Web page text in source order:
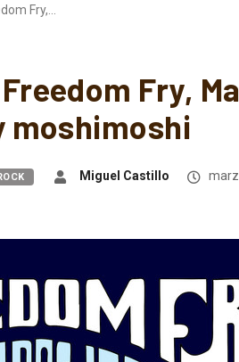
Fry,…
Fry,
moshimoshi
Miguel Castillo